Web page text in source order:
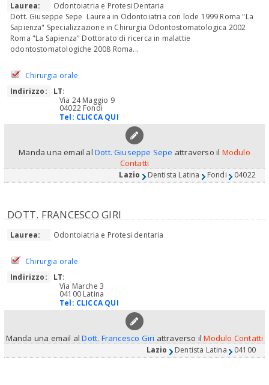
Laurea:
Odontoiatria e Protesi Dentaria
Dott. Giuseppe Sepe Laurea in Odontoiatria con lode 1999 Roma "La
Sapienza" Specializzazione in Chirurgia Odontostomatologica 2002
Roma "La Sapienza" Dottorato di ricerca in malattie
odontostomatologiche 2008 Roma...
Chirurgia orale
Indirizzo:
LT:
Via 24 Maggio 9
04022 Fondi
Tel: CLICCA QUI
Manda una email al Dott. Giuseppe Sepe attraverso il Modulo
Contatti
Lazio Dentista Latina Fondi 04022
DOTT. FRANCESCO GIRI
Laurea: Odontoiatria e Protesi dentaria
Chirurgia orale
Indirizzo:
LT:
Via Marche 3
04100 Latina
Tel: CLICCA QUI
Manda una email alDott. Francesco Giri attraverso ilModulo Contatti
Lazio Dentista Latina 04100